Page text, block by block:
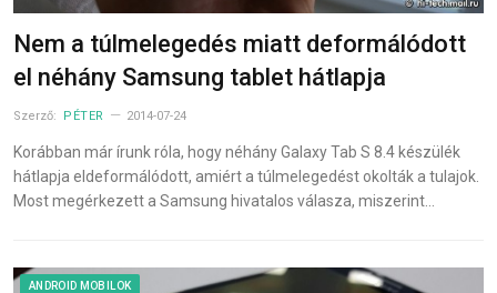
Nem a túlmelegedés miatt deformálódott
el néhány Samsung tablet hátlapja
Szerző: PÉTER 2014-07-24
Korábban már írunk róla, hogy néhány Galaxy Tab S 8.4 készülék
hátlapja eldeformálódott, amiért a túlmelegedést okolták a tulajok.
Most megérkezett a Samsung hivatalos válasza, miszerint…
ANDROID MOBILOK